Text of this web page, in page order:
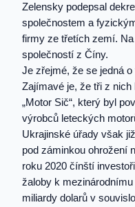
Zelensky podepsal
společnostem a
firmy ze třetích zemí.
společností z Číny.
Je zřejmé, že se jedná
Zajímavé je, že tři z
„Motor Sič“, který byl
výrobců leteckých
Ukrajinské úřady však
pod záminkou ohrožení
roku 2020 čínští
žaloby k
miliardy dolarů v